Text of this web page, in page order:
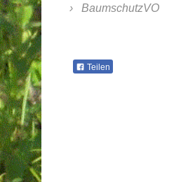
BaumschutzVO
Teilen